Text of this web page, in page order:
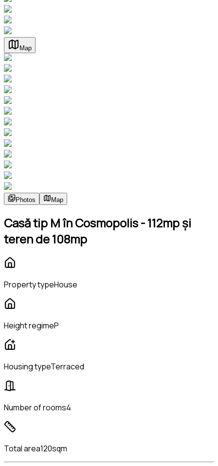
Map
Photos Map
Casă tip M în Cosmopolis - 112mp și
teren de 108mp
Property typeHouse
Height regimeP
Housing typeTerraced
Number of rooms4
Total area120sqm